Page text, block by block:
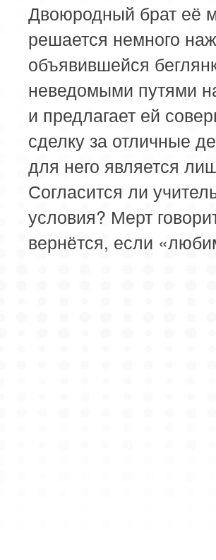
Двоюродный брат её
решается немного
объявившейся
неведомыми путями
и предлагает ей
сделку за отличные
для него является
Согласится ли
условия? Мерт
вернётся, если